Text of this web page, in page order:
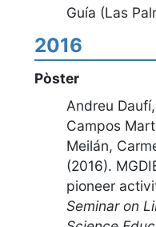
Guía (Las
2016
Pòster
Andreu
Campos
Meilán,
(2016).
pioneer
Seminar on